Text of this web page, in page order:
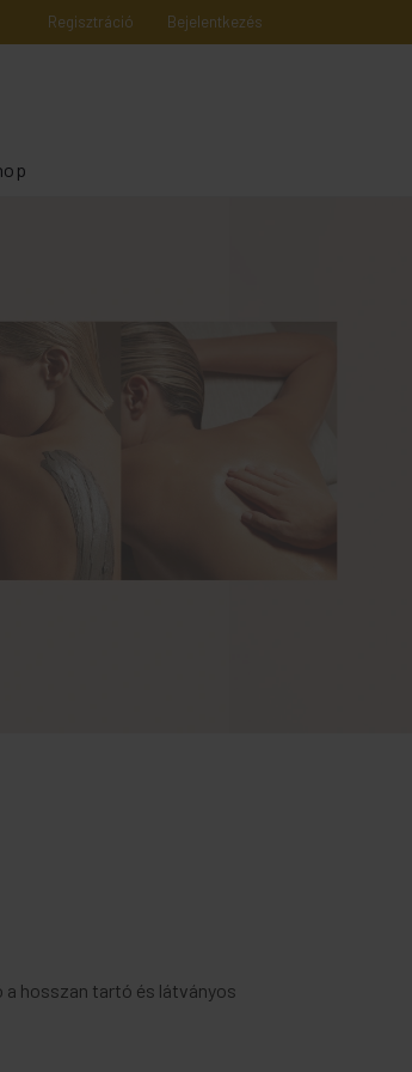
Regisztráció Bejelentkezés
hosszan tartó és látványos